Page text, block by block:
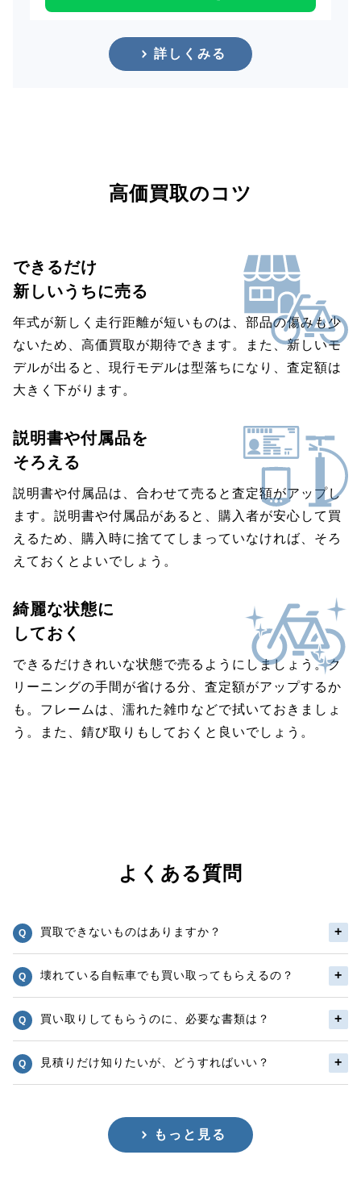
詳しくみる
高価買取のコツ
できるだけ
新しいうちに売る
年式が新しく走行距離が短いものは、部品の傷みも少
ないため、高価買取が期待できます。また、新しいモ
デルが出ると、現行モデルは型落ちになり、査定額は
大きく下がります。
説明書や付属品を
そろえる
説明書や付属品は、合わせて売ると査定額がアップし
ます。説明書や付属品があると、購入者が安心して買
えるため、購入時に捨ててしまっていなければ、そろ
えておくとよいでしょう。
綺麗な状態に
しておく
できるだけきれいな状態で売るようにしましょう。ク
リーニングの手間が省ける分、査定額がアップするか
も。フレームは、濡れた雑巾などで拭いておきましょ
う。また、錆び取りもしておくと良いでしょう。
よくある質問
買取できないものはありますか？
壊れている自転車でも買い取ってもらえるの？
買い取りしてもらうのに、必要な書類は？
見積りだけ知りたいが、どうすればいい？
もっと見る